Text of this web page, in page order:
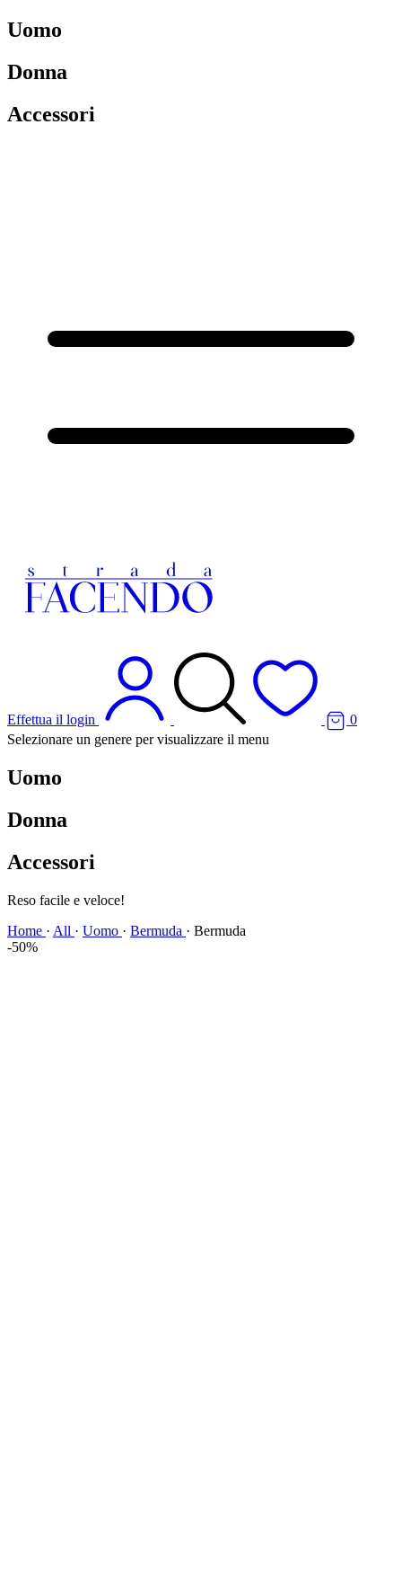
Uomo
Donna
Accessori
Effettua il login
0
Selezionare un genere per visualizzare il menu
Uomo
Donna
Accessori
Spedizione veloce!
Home · All · Uomo · Bermuda · Bermuda
-50%